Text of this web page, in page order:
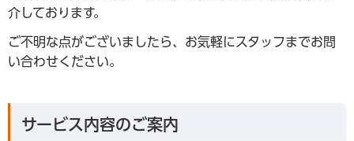
介しております。
ご不明な点がございましたら、お気軽にスタッフまでお問
い合わせください。
サービス内容のご案内